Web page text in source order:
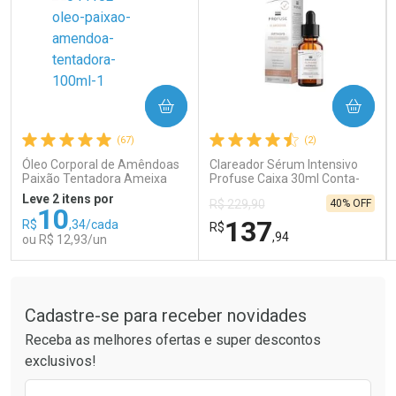
Comprar sem Desconto
Por R$ 41,99/cada
Comprar sem Desconto
Por R$ 41,99/cada
Comprar sem Desconto
Por R$ 121,90/cada
Comprar sem Desconto
Por R$ 121,90/cada
(67)
Óleo Corporal de Amêndoas
Paixão Tentadora Ameixa
Rubi 100ml
Leve 2 itens por
R$10,34/cada
ou R$ 12,93/un
COMPRAR
Laboratório
Por Menos
(2)
Clareador Sérum Intensivo
Profuse Caixa 30ml Conta-
R$ 229,90
R$137,94
40% OFF
COMPRAR
Laboratório
Por Menos
Cadastre-se para receber novidades
Receba as melhores ofertas e super descontos
exclusivos!